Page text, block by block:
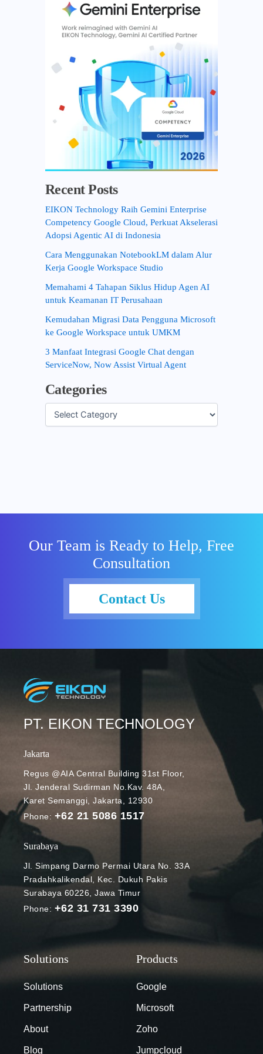
Recent Posts
EIKON Technology Raih Gemini Enterprise
Competency Google Cloud, Perkuat Akselerasi
Adopsi Agentic AI di Indonesia
Cara Menggunakan NotebookLM dalam Alur
Kerja Google Workspace Studio
Memahami 4 Tahapan Siklus Hidup Agen AI
untuk Keamanan IT Perusahaan
Kemudahan Migrasi Data Pengguna Microsoft
ke Google Workspace untuk UMKM
3 Manfaat Integrasi Google Chat dengan
ServiceNow, Now Assist Virtual Agent
Categories
Our Team is Ready to Help, Free
Consultation
Contact Us
PT. EIKON TECHNOLOGY
Jakarta
Regus @AIA Central Building 31st Floor,
Jl. Jenderal Sudirman No.Kav. 48A,
Karet Semanggi, Jakarta, 12930
Phone: +62 21 5086 1517
Surabaya
Jl. Simpang Darmo Permai Utara No. 33A
Pradahkalikendal, Kec. Dukuh Pakis
Surabaya 60226, Jawa Timur
Phone: +62 31 731 3390
Solutions
Partnership
About
Blog
Google
Microsoft
Zoho
Jumpcloud